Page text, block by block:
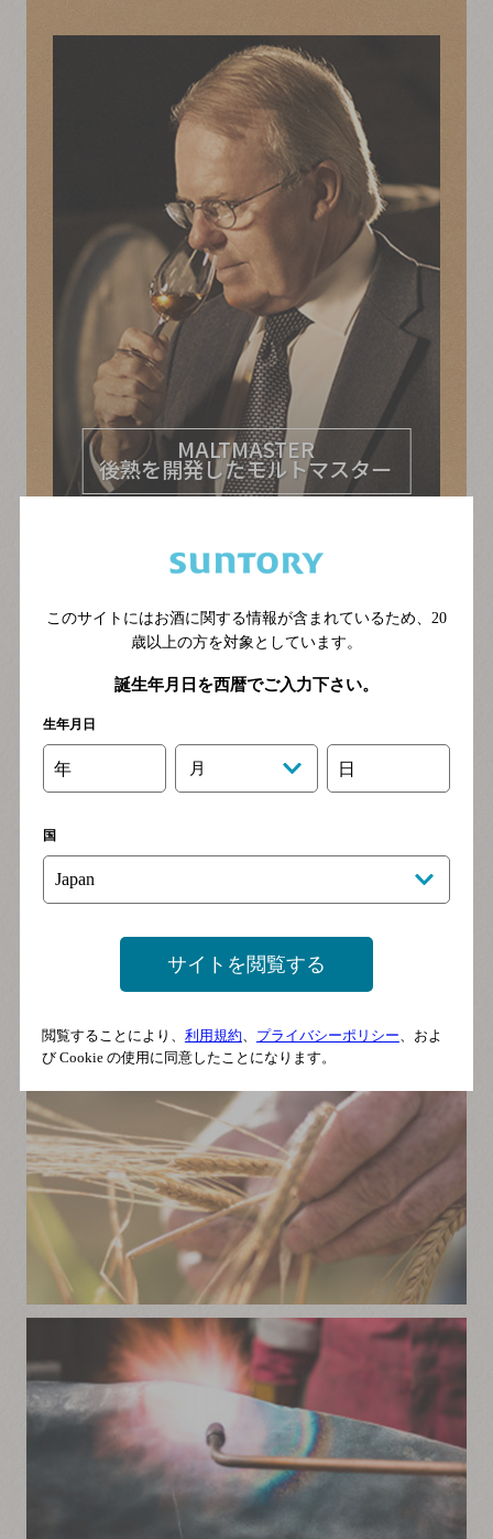
MALTMASTER
後熟を開発したモルトマスター
このサイトにはお酒に関する情報が含まれているため、 20
歳以上の方を対象としています。
誕生年月日を西暦でご入力下さい。
生年月日
年 月 日
国
サイトを閲覧する
閲覧することにより、 利用規約、 プライバシーポリシー、およ
び Cookie の使用に同意したことになります。